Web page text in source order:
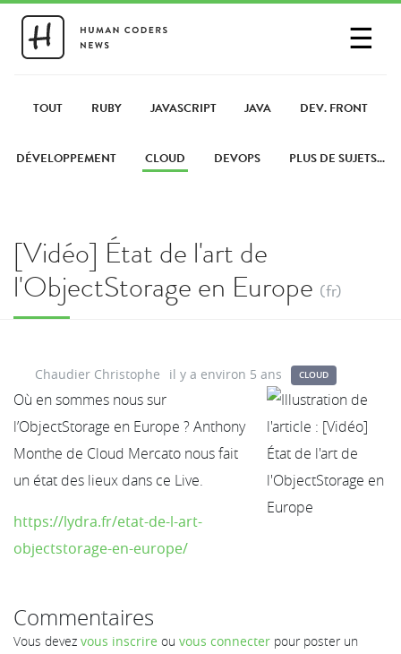
☰
PARTAGER UN LIEN
TOUT RUBY JAVASCRIPT JAVA DEV. FRONT
DÉVELOPPEMENT CLOUD DEVOPS PLUS DE SUJETS...
[Vidéo] État de l'art de
l'ObjectStorage en Europe (fr)
Chaudier Christophe il y a environ 5 ans CLOUD
Où en sommes nous sur
l’ObjectStorage en Europe ? Anthony
Monthe de Cloud Mercato nous fait
un état des lieux dans ce Live.
https://lydra.fr/etat-de-l-art-
objectstorage-en-europe/
Commentaires
Vous devez vous inscrire ou vous connecter pour poster un